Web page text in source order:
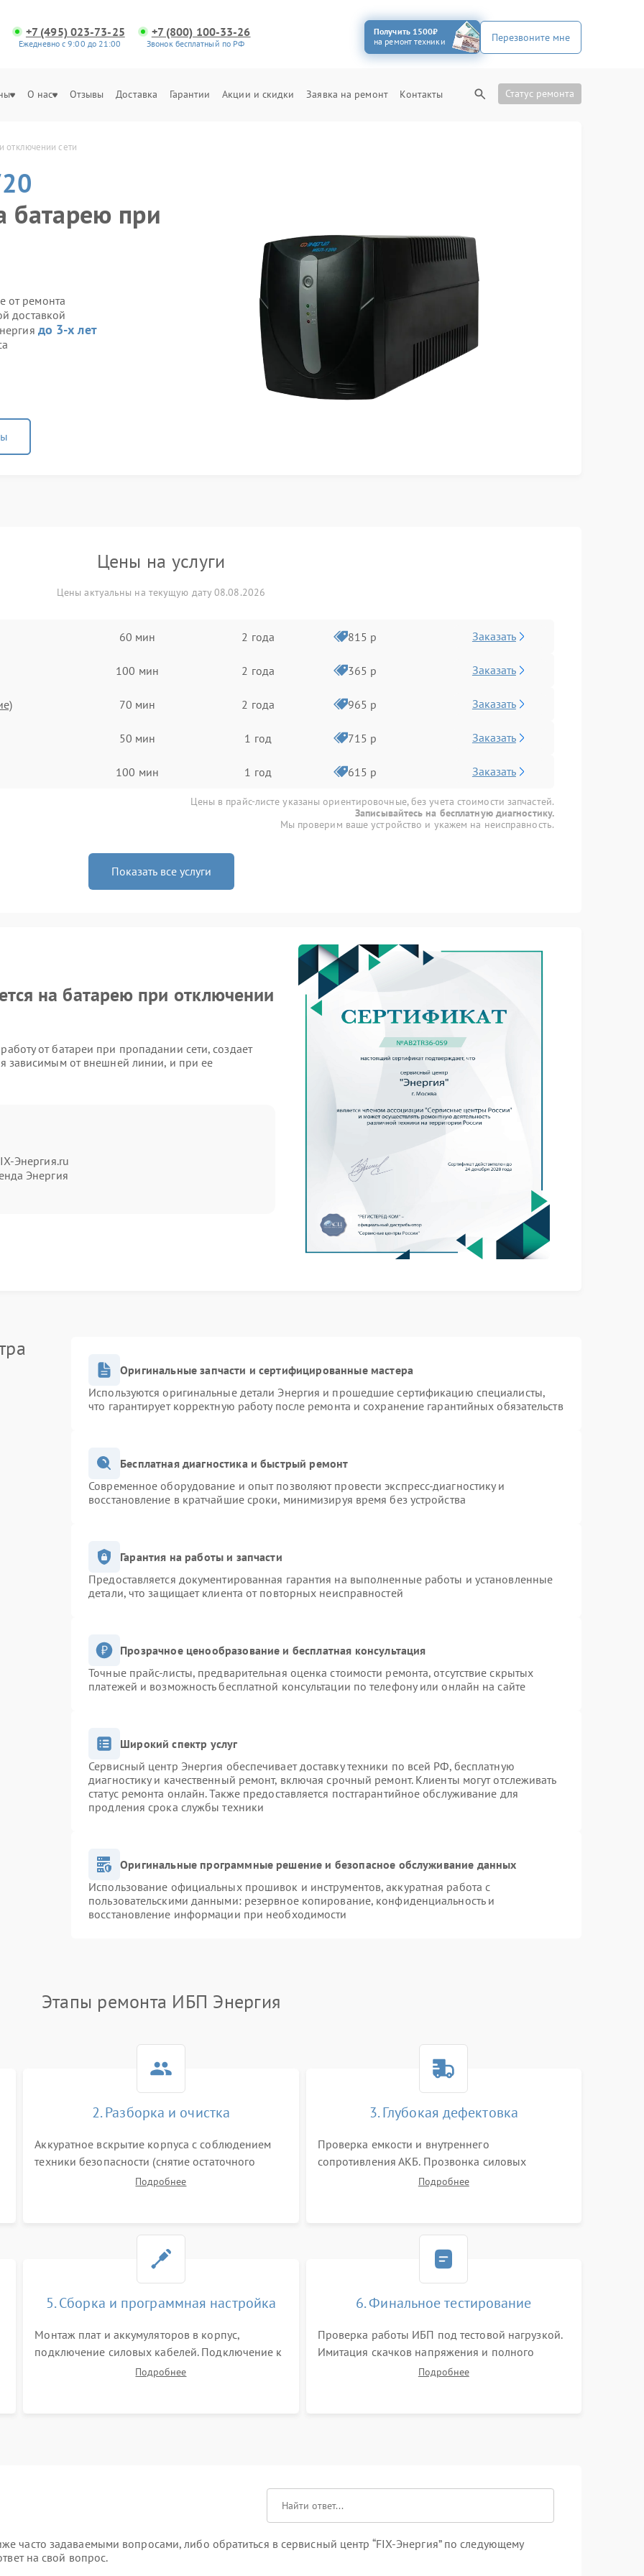
+7 (495) 023-73-25
Ежедневно с 9:00 до 21:00
+7 (800) 100-33-26
Звонок бесплатный по РФ
Получить 1500₽
на ремонт техники
Перезвоните мне
О нас Отзывы Доставка Гарантии Акции и скидки Заявка на ремонт Контакты Статус ремонта
отключении сети
батарею при
от ремонта
доставкой
до 3-х лет
Цены на услуги
Цены актуальны на текущую дату 08.08.2026
60 мин 2 года 815 р Заказать
100 мин 2 года 365 р Заказать
70 мин 2 года 965 р Заказать
50 мин 1 год 715 р Заказать
100 мин 1 год 615 р Заказать
Цены в прайс-листе указаны ориентировочные, без учета стоимости запчастей.
Записывайтесь на бесплатную диагностику.
Мы проверим ваше устройство и укажем на неисправность.
Показать все услуги
на батарею при отключении
от батареи при пропадании сети, создает
зависимым от внешней линии, и при ее
сети;
напряжения;
простые действия:
кабели;
Энергия.ru
Энергия
Оригинальные запчасти и сертифицированные мастера
Используются оригинальные детали Энергия и прошедшие сертификацию специалисты,
что гарантирует корректную работу после ремонта и сохранение гарантийных обязательств
Бесплатная диагностика и быстрый ремонт
Современное оборудование и опыт позволяют провести экспресс-диагностику и
восстановление в кратчайшие сроки, минимизируя время без устройства
Гарантия на работы и запчасти
Предоставляется документированная гарантия на выполненные работы и установленные
детали, что защищает клиента от повторных неисправностей
Прозрачное ценообразование и бесплатная консультация
Точные прайс-листы, предварительная оценка стоимости ремонта, отсутствие скрытых
платежей и возможность бесплатной консультации по телефону или онлайн на сайте
Широкий спектр услуг
Сервисный центр Энергия обеспечивает доставку техники по всей РФ, бесплатную
диагностику и качественный ремонт, включая срочный ремонт. Клиенты могут отслеживать
статус ремонта онлайн. Также предоставляется постгарантийное обслуживание для
продления срока службы техники
Оригинальные программные решение и безопасное обслуживание данных
Использование официальных прошивок и инструментов, аккуратная работа с
пользовательскими данными: резервное копирование, конфиденциальность и
восстановление информации при необходимости
Этапы ремонта ИБП Энергия
2. Разборка и очистка
Аккуратное вскрытие корпуса с соблюдением
техники безопасности (снятие остаточного
заряда). Очистка плат, радиаторов и кулеров от
Подробнее
3. Глубокая дефектовка
Проверка емкости и внутреннего
сопротивления АКБ. Прозвонка силовых
транзисторов инвертора, диодов, реле
Подробнее
5. Сборка и программная настройка
Монтаж плат и аккумуляторов в корпус,
подключение силовых кабелей. Подключение к
ПК для программной калибровки констант
Подробнее
6. Финальное тестирование
Проверка работы ИБП под тестовой нагрузкой.
Имитация скачков напряжения и полного
отключения сети. Контроль времени автономной
Подробнее
часто задаваемыми вопросами, либо обратиться в сервисный центр “FIX-Энергия” по следующему
на свой вопрос.